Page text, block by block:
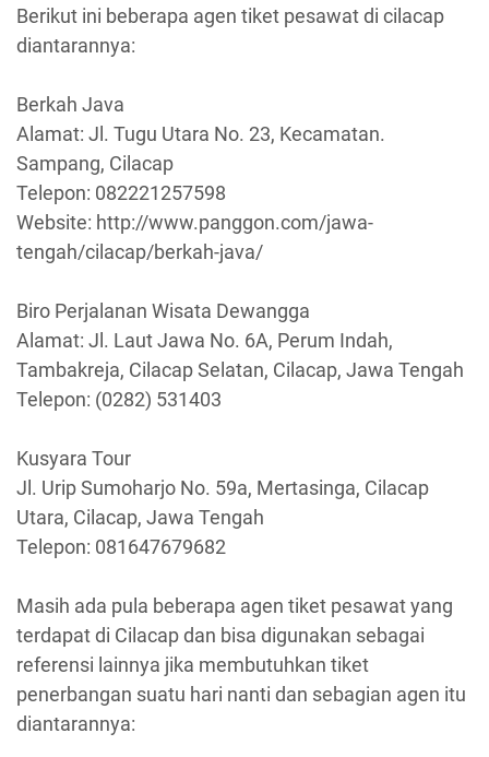
Berikut ini beberapa agen tiket pesawat di cilacap
diantarannya:
Berkah Java
Alamat: Jl. Tugu Utara No. 23, Kecamatan.
Sampang, Cilacap
Telepon: 082221257598
Website: http://www.panggon.com/jawa-
tengah/cilacap/berkah-java/
Biro Perjalanan Wisata Dewangga
Alamat: Jl. Laut Jawa No. 6A, Perum Indah,
Tambakreja, Cilacap Selatan, Cilacap, Jawa Tengah
Telepon: (0282) 531403
Kusyara Tour
Jl. Urip Sumoharjo No. 59a, Mertasinga, Cilacap
Utara, Cilacap, Jawa Tengah
Telepon: 081647679682
Masih ada pula beberapa agen tiket pesawat yang
terdapat di Cilacap dan bisa digunakan sebagai
referensi lainnya jika membutuhkan tiket
penerbangan suatu hari nanti dan sebagian agen itu
diantarannya: